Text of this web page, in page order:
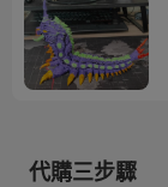
代購三步驟